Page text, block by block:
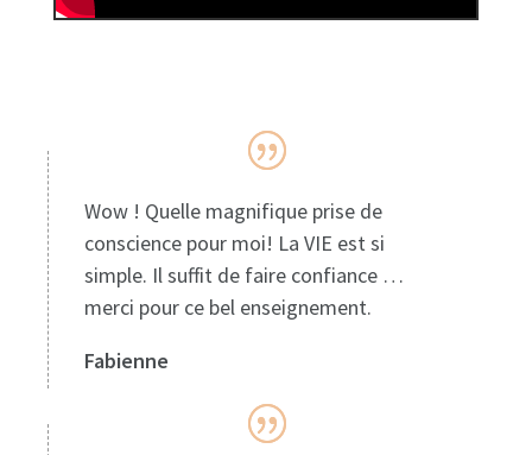
Wow ! Quelle magnifique prise de
conscience pour moi! La VIE est si
simple. Il suffit de faire confiance …
merci pour ce bel enseignement.
Fabienne